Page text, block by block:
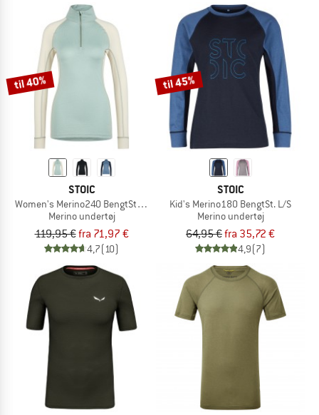
til 40%
STOIC
Women's Merino240 BengtSt. Half Zip
Merino undertøj
119,95 €fra 71,97 €
4,7(10)
til 45%
STOIC
Kid's Merino180 BengtSt. L/S
Merino undertøj
64,95 €fra 35,72 €
4,9(7)